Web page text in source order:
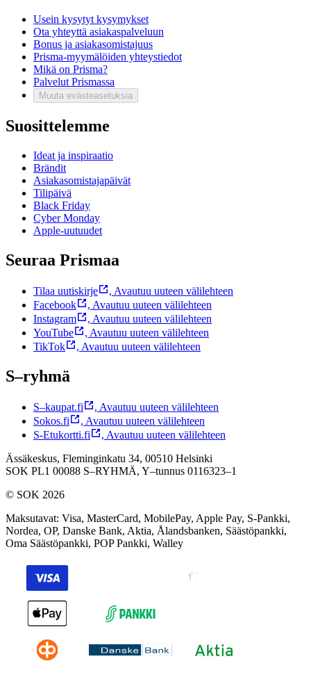
Usein kysytyt kysymykset
Ota yhteyttä asiakaspalveluun
Bonus ja asiakasomistajuus
Prisma-myymälöiden yhteystiedot
Mikä on Prisma?
Palvelut Prismassa
Muuta evästeasetuksia
Suosittelemme
Ideat ja inspiraatio
Brändit
Asiakasomistajapäivät
Tilipäivä
Black Friday
Cyber Monday
Apple-uutuudet
Seuraa Prismaa
Tilaa uutiskirje , Avautuu uuteen välilehteen
Facebook
, Avautuu uuteen välilehteen
Instagram
, Avautuu uuteen välilehteen
YouTube
, Avautuu uuteen välilehteen
TikTok
, Avautuu uuteen välilehteen
S–ryhmä
S–kaupat.fi , Avautuu uuteen välilehteen
Sokos.fi
, Avautuu uuteen välilehteen
S-Etukortti.fi
, Avautuu uuteen välilehteen
Ässäkeskus, Fleminginkatu 34, 00510 Helsinki
SOK PL1 00088 S–RYHMÄ, Y–tunnus 0116323–1
© SOK 2026
Maksutavat: Visa, MasterCard, MobilePay, Apple Pay, S-Pankki,
Nordea, OP, Danske Bank, Aktia, Ålandsbanken, Säästöpankki,
Oma Säästöpankki, POP Pankki, Walley